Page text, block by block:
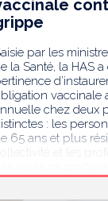
par les
la Santé, la HAS
vaccinale
chez deux
: les
65 ans et plus
collectivité et les
Au terme de